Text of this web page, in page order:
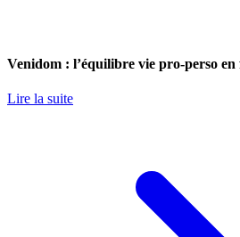
Venidom : l’équilibre vie pro-perso en
Lire la suite